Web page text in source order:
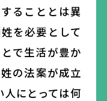
ることとは異
を必要として
で生活が豊か
の法案が成立
人にとっては何